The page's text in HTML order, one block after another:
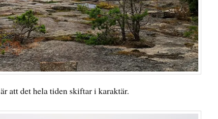
är att det hela tiden skiftar i karaktär.